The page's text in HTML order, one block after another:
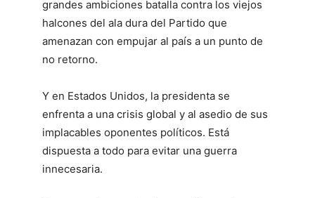
grandes ambiciones batalla contra los viejos
halcones del ala dura del Partido que
amenazan con empujar al país a un punto de
no retorno.
Y en Estados Unidos, la presidenta se
enfrenta a una crisis global y al asedio de sus
implacables oponentes políticos. Está
dispuesta a todo para evitar una guerra
innecesaria.